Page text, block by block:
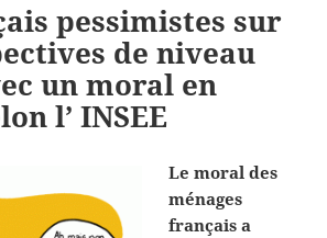
pessimistes sur
de niveau
un moral en
l’ INSEE
Le moral des
ménages
français a